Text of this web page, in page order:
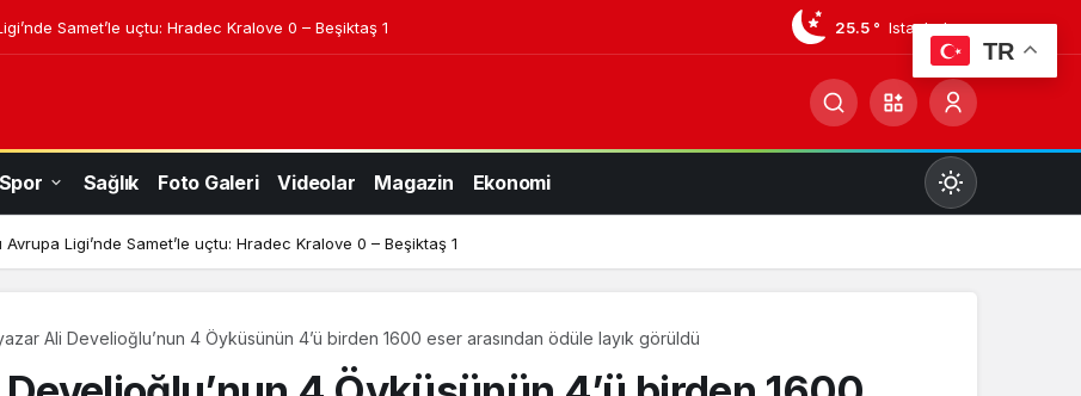
Samet’le uçtu: Hradec Kralove 0 – Beşiktaş 1 25.5 ° Istanbul
Spor Sağlık Foto Galeri Videolar Magazin Ekonomi
Mod
değiştir
Gündüz modunu seçin.
Avrupa Ligi’nde Samet’le uçtu: Hradec Kralove 0 – Beşiktaş 1
Ali Develioğlu’nun 4 Öyküsünün 4’ü birden 1600 eser arasından ödüle layık görüldü
TR